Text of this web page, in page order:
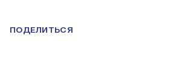
ПОДЕЛИТЬСЯ